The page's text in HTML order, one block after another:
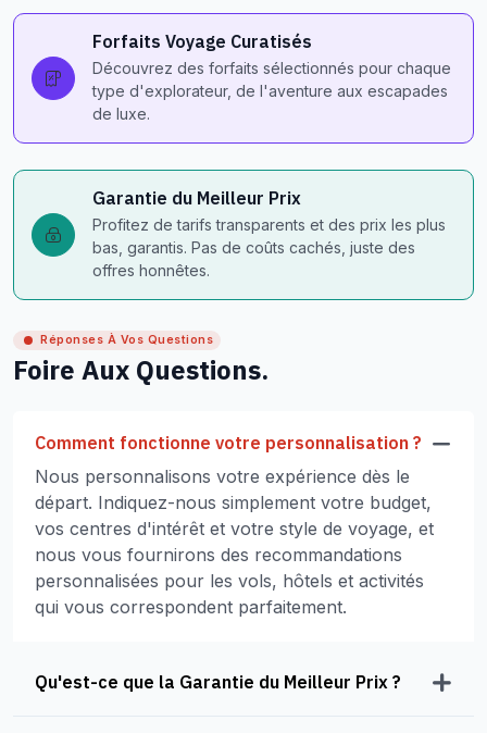
Forfaits Voyage Curatisés
Découvrez des forfaits sélectionnés pour chaque
type d'explorateur, de l'aventure aux escapades
de luxe.
Garantie du Meilleur Prix
Profitez de tarifs transparents et des prix les plus
bas, garantis. Pas de coûts cachés, juste des
offres honnêtes.
Réponses À Vos Questions
Foire Aux Questions.
Comment fonctionne votre personnalisation ?
Nous personnalisons votre expérience dès le
départ. Indiquez-nous simplement votre budget,
vos centres d'intérêt et votre style de voyage, et
nous vous fournirons des recommandations
personnalisées pour les vols, hôtels et activités
qui vous correspondent parfaitement.
Qu'est-ce que la Garantie du Meilleur Prix ?